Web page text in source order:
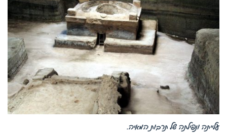
עלייתה ונפילתה של תרבות המאיה.